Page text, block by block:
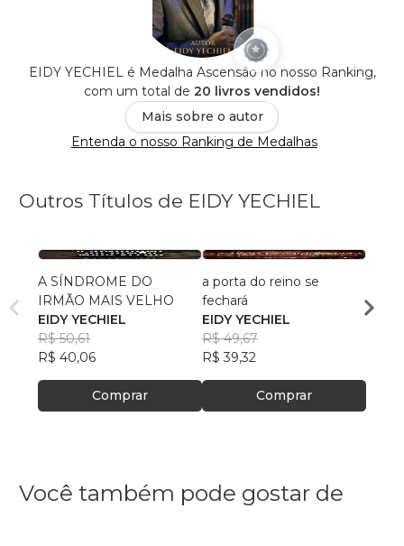
EIDY YECHIEL é Medalha Ascensão no nosso Ranking,
com um total de 20 livros vendidos!
Mais sobre o autor
Entenda o nosso Ranking de Medalhas
Outros Títulos de EIDY YECHIEL
A SÍNDROME DO
IRMÃO MAIS VELHO
EIDY YECHIEL
R$ 50,61
R$ 40,06
Comprar
a porta do reino se
fechará
EIDY YECHIEL
R$ 49,67
R$ 39,32
Comprar
EIDY
R$
Você também pode gostar de